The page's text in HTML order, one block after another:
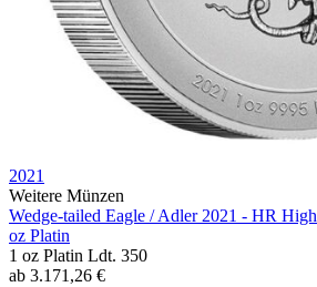
2021
Weitere Münzen
Wedge-tailed Eagle / Adler 2021 - HR
oz Platin
1 oz Platin Ldt. 350
ab 3.171,26 €